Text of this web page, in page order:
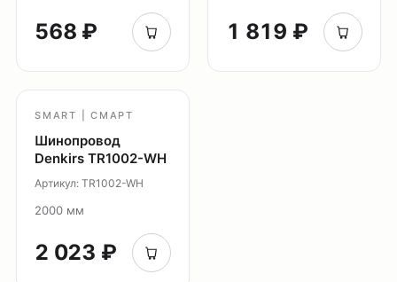
568 ₽ 1 819 ₽
SMART | СМАРТ
Шинопровод
Denkirs TR1002-WH
Артикул: TR1002-WH
2000 мм
2 023 ₽